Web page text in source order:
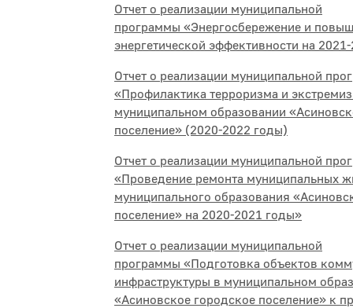
Отчет о реализации муниципальной
программы «Энергосбережение и
энергетической эффективности на
Отчет о реализации муниципальной
«Профилактика терроризма и
муниципальном образовании
поселение» (2020-2022 годы)
Отчет о реализации муниципальной
«Проведение ремонта муниципальных
муниципального образования
поселение» на 2020-2021 годы»
Отчет о реализации муниципальной
программы «Подготовка объектов
инфраструктуры в муниципальном
«Асиновское городское поселение» к